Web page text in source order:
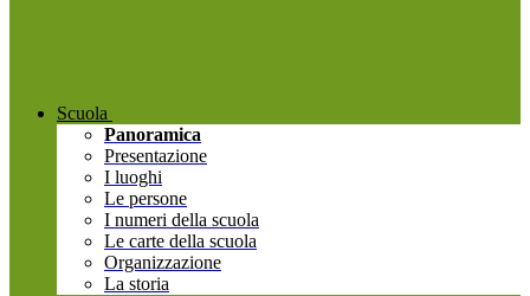
Scuola
Panoramica
Presentazione
I luoghi
Le persone
I numeri della scuola
Le carte della scuola
Organizzazione
La storia